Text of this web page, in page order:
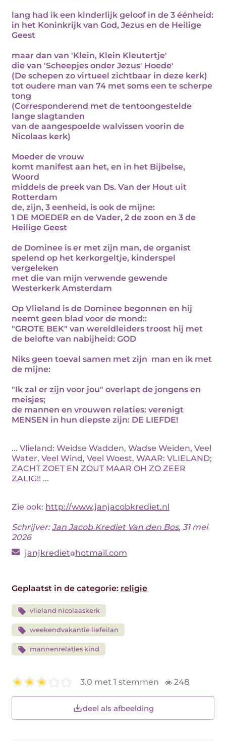
lang had ik een kinderlijk geloof in de 3 éénheid:
in het Koninkrijk van God, Jezus en de Heilige
Geest
maar dan van 'Klein, Klein Kleutertje'
die van 'Scheepjes onder Jezus' Hoede'
(De schepen zo virtueel zichtbaar in deze kerk)
tot oudere man van 74 met soms een te scherpe
tong
(Corresponderend met de tentoongestelde
lange slagtanden
van de aangespoelde walvissen voorin de
Nicolaas kerk)
Moeder de vrouw
komt manifest aan het, en in het Bijbelse,
Woord
middels de preek van Ds. Van der Hout uit
Rotterdam
de, zijn, 3 eenheid, is ook de mijne:
1 DE MOEDER en de Vader, 2 de zoon en 3 de
Heilige Geest
de Dominee is er met zijn man, de organist
spelend op het kerkorgeltje, kinderspel
vergeleken
met die van mijn verwende gewende
Westerkerk Amsterdam
Op Vlieland is de Dominee begonnen en hij
neemt geen blad voor de mond::
"GROTE BEK" van wereldleiders troost hij met
de belofte van nabijheid: GOD
Niks geen toeval samen met zijn man en ik met
de mijne:
"Ik zal er zijn voor jou" overlapt de jongens en
meisjes;
de mannen en vrouwen relaties: verenigt
MENSEN in hun diepste zijn: DE LIEFDE!
... Vlieland: Weidse Wadden, Wadse Weiden, Veel
Water, Veel Wind, Veel Woest, WAAR: VLIELAND;
ZACHT ZOET EN ZOUT MAAR OH ZO ZEER
ZALIG!! ...
Zie ook: http://www.janjacobkrediet.nl
Schrijver:Jan Jacob Krediet Van den Bos, 31 mei
2026
janjkrediet hotmail.com
Geplaatst in de categorie: religie
vlieland nicolaaskerk
weekendvakantie liefeilan
mannenrelaties kind
3.0 met 1 stemmen 248
deel als afbeelding